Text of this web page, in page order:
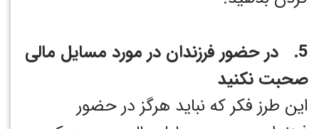
5. در حضور فرزندان در مورد مسایل مالی
صحبت نکنید
این طرز فکر که نباید هرگز در حضور